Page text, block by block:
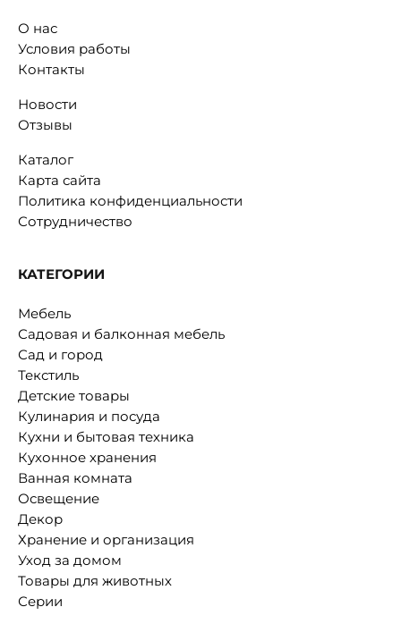
О нас
Условия работы
Контакты
Новости
Отзывы
Каталог
Карта сайта
Политика конфиденциальности
Сотрудничество
КАТЕГОРИИ
Мебель
Садовая и балконная мебель
Сад и город
Текстиль
Детские товары
Кулинария и посуда
Кухни и бытовая техника
Кухонное хранения
Ванная комната
Освещение
Декор
Хранение и организация
Уход за домом
Товары для животных
Серии